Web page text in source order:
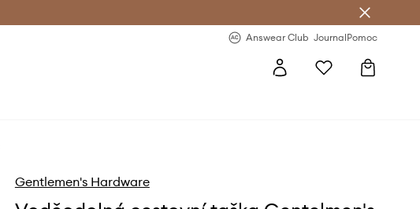
Answear Club JournalPomoc
Gentlemen's Hardware